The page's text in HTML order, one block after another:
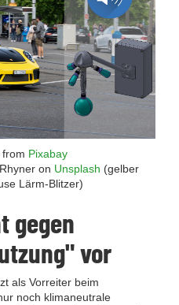
Pixabay
on Unsplash (gelber
Lärm-Blitzer)
gegen
vor
als Vorreiter beim
noch klimaneutrale